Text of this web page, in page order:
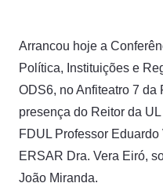
Arrancou hoje a
Política, Instituições e
ODS6, no Anfiteatro 7 da
presença do Reitor da
FDUL Professor
ERSAR Dra. Vera Eiró,
João Miranda.